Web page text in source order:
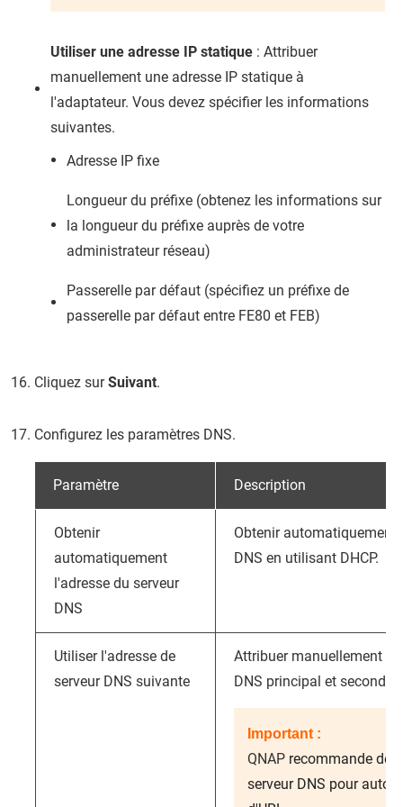
Utiliser une adresse IP statique : Attribuer
manuellement une adresse IP statique à
l'adaptateur. Vous devez spécifier les informations
suivantes.
Adresse IP fixe
Longueur du préfixe (obtenez les informations sur
la longueur du préfixe auprès de votre
administrateur réseau)
Passerelle par défaut (spécifiez un préfixe de
passerelle par défaut entre FE80 et FEB)
Cliquez surSuivant.
Configurez les paramètres DNS.
Paramètre Description
Obtenir
automatiquement
l'adresse du serveur
DNS
Obtenir automatiquement
DNS en utilisant DHCP.
Utiliser l'adresse de
serveur DNS suivante
Attribuer manuellement
DNS principal et
Important :
QNAP recommande de
serveur DNS pour